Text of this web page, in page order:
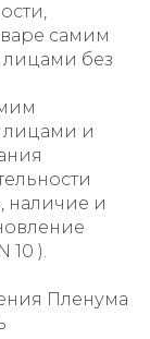
самим
лицами без
лицами и
наличие и
10 ).
Пленума